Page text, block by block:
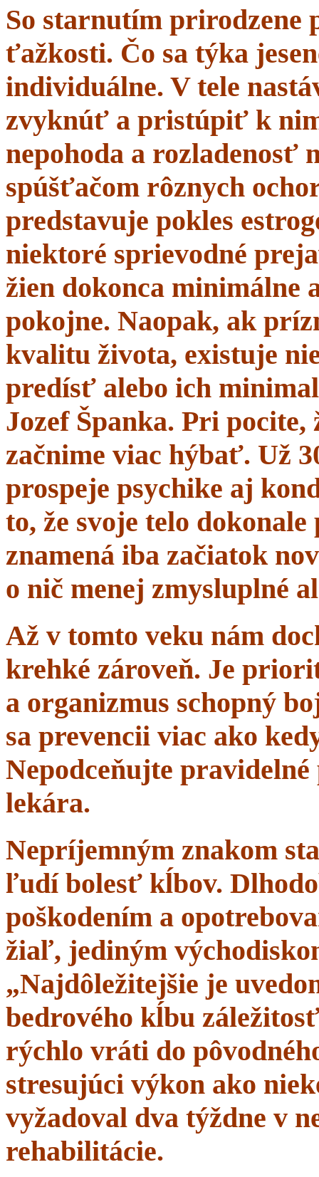
So starnutím prirodzene
ťažkosti. Čo sa týka
individuálne. V tele
zvyknúť a pristúpiť k
nepohoda a
spúšťačom rôznych
predstavuje pokles
niektoré sprievodné
žien dokonca minimálne
pokojne. Naopak, ak
kvalitu života, existuje
predísť alebo ich
Jozef Španka. Pri
začnime viac hýbať. Už
prospeje psychike aj
to, že svoje telo dokonale
znamená iba začiatok
o nič menej zmysluplné
Až v tomto veku nám
krehké zároveň. Je
a organizmus schopný
sa prevencii viac ako
Nepodceňujte
lekára.
Nepríjemným znakom
ľudí bolesť kĺbov.
poškodením a
žiaľ, jediným
„Najdôležitejšie je
bedrového kĺbu
rýchlo vráti do
stresujúci výkon ako
vyžadoval dva týždne v
rehabilitácie.